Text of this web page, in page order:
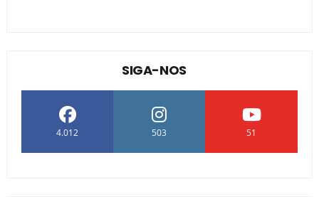
SIGA-NOS
4.012 503 51